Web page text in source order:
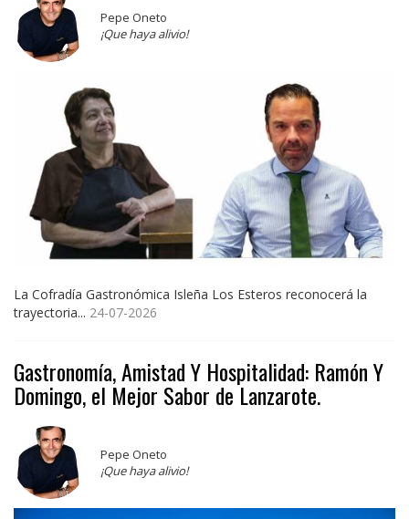
Pepe Oneto
¡Que haya alivio!
La Cofradía Gastronómica Isleña Los Esteros reconocerá la
trayectoria... 24-07-2026
Gastronomía, Amistad Y Hospitalidad: Ramón Y
Domingo, el Mejor Sabor de Lanzarote.
Pepe Oneto
¡Que haya alivio!